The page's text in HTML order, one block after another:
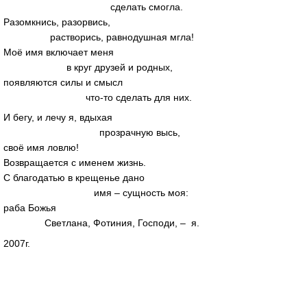
сделать смогла.
Разомкнись, разорвись,
растворись, равнодушная мгла!
Моё имя включает меня
в круг друзей и родных,
появляются силы и смысл
что-то сделать для них.
И бегу, и лечу я, вдыхая
прозрачную высь,
своё имя ловлю!
Возвращается с именем жизнь.
С благодатью в крещенье дано
имя – сущность моя:
раба Божья
Светлана, Фотиния, Господи, – я.
2007г.